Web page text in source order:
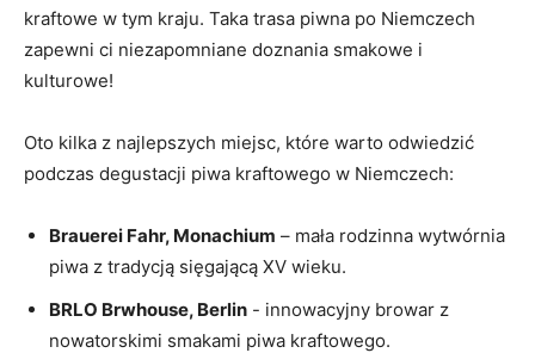
kraftowe ​w tym kraju. ‍Taka trasa piwna po Niemczech
zapewni ci niezapomniane doznania‌ smakowe i
kulturowe!
Oto kilka z najlepszych miejsc, które warto odwiedzić
podczas degustacji ⁤piwa kraftowego w⁣ Niemczech:
Brauerei Fahr, Monachium – mała rodzinna wytwórnia
piwa⁣ z tradycją⁤ sięgającą XV wieku.
BRLO Brwhouse,‌ Berlin ⁣- innowacyjny⁣ browar z
⁣nowatorskimi smakami piwa ‌kraftowego.